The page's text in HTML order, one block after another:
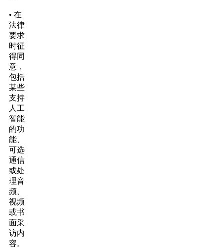
• 在
法律
要求
时征
得同
意，
包括
某些
支持
人工
智能
的功
能、
可选
通信
或处
理音
频、
视频
或书
面采
访内
容。